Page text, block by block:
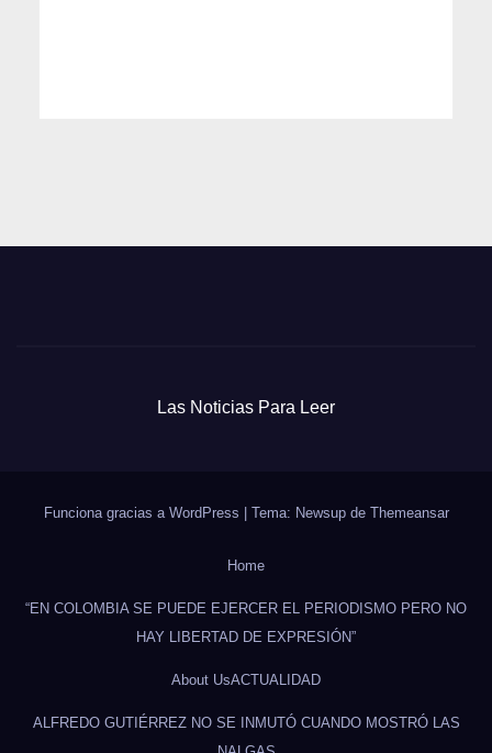
Las Noticias Para Leer
Funciona gracias a WordPress Tema: Newsup de Themeansar
Home
“EN COLOMBIA SE PUEDE EJERCER EL PERIODISMO PERO NO
HAY LIBERTAD DE EXPRESIÓN”
About UsACTUALIDAD
ALFREDO GUTIÉRREZ NO SE INMUTÓ CUANDO MOSTRÓ LAS